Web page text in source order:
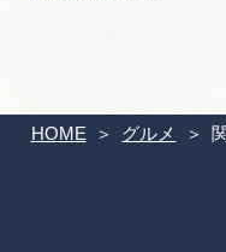
HOME グルメ